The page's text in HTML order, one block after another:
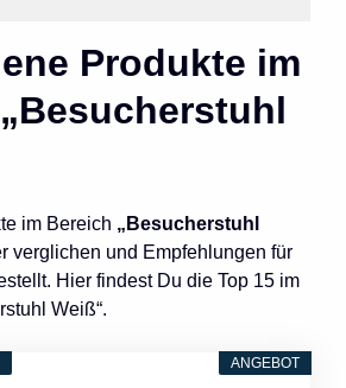
Produkte im
im Bereich „Besucherstuhl
verglichen und Empfehlungen für
Hier findest Du die Top 15 im
Weiß“.
ANGEBOT